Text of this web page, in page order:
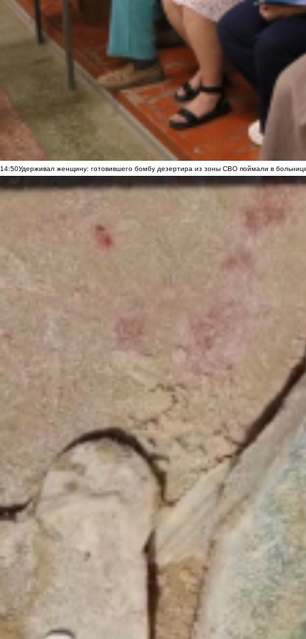
14:50Удерживал женщину: готовившего бомбу дезертира из зоны СВО поймали в